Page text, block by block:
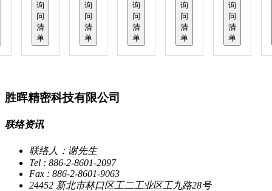
询
问
清
单
询
问
清
单
询
问
清
单
询
问
清
单
询
问
清
单
胜晖精密科技有限公司
联络资讯
联络人：谢先生
Tel : 886-2-8601-2097
Fax : 886-2-8601-9063
24452 新北市林口区工二工业区工九路28号